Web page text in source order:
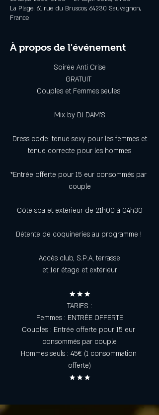
La Plage, 61 rue du Bruscos, 64230 Sauvagnon,
France
À propos de l'événement
Soirée Anti Crise
GRATUIT
Couples et Femmes seules
Mix by DJ DAM’S
Dress code: tenue sexy pour les femmes et
tenue correcte pour les hommes
*Entrée offerte pour 15 eur consommés par
couple
Côté spa et extérieur de 21h00 à 04h30
Détente de coquineries au programme !
Accès club, S.P.A, terrasse
et 1er étage et extérieur
★ ★ ★
TARIFS :
Femmes : ENTRÉE OFFERTE
Couples : Entrée offerte pour 15 eur
consommés par couple
Hommes seuls : 45€ (1 consommation
offerte)
★ ★ ★